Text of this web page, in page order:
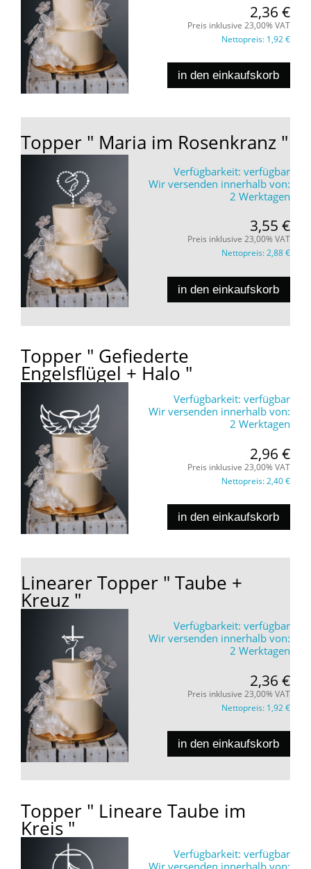
2,36 €
Preis inklusive 23,00% VAT
Nettopreis: 1,92 €
in den einkaufskorb
Topper " Maria im Rosenkranz "
Verfügbarkeit: verfügbar
Wir versenden innerhalb von:
2 Werktagen
3,55 €
Preis inklusive 23,00% VAT
Nettopreis:2,88 €
in den einkaufskorb
Topper " Gefiederte
Engelsflügel + Halo "
Verfügbarkeit: verfügbar
Wir versenden innerhalb von:
2 Werktagen
2,96 €
Preis inklusive 23,00% VAT
Nettopreis:2,40 €
in den einkaufskorb
Linearer Topper " Taube +
Kreuz "
Verfügbarkeit: verfügbar
Wir versenden innerhalb von:
2 Werktagen
2,36 €
Preis inklusive 23,00% VAT
Nettopreis: 1,92 €
in den einkaufskorb
Topper " Lineare Taube im
Kreis "
Verfügbarkeit: verfügbar
Wir versenden innerhalb von: